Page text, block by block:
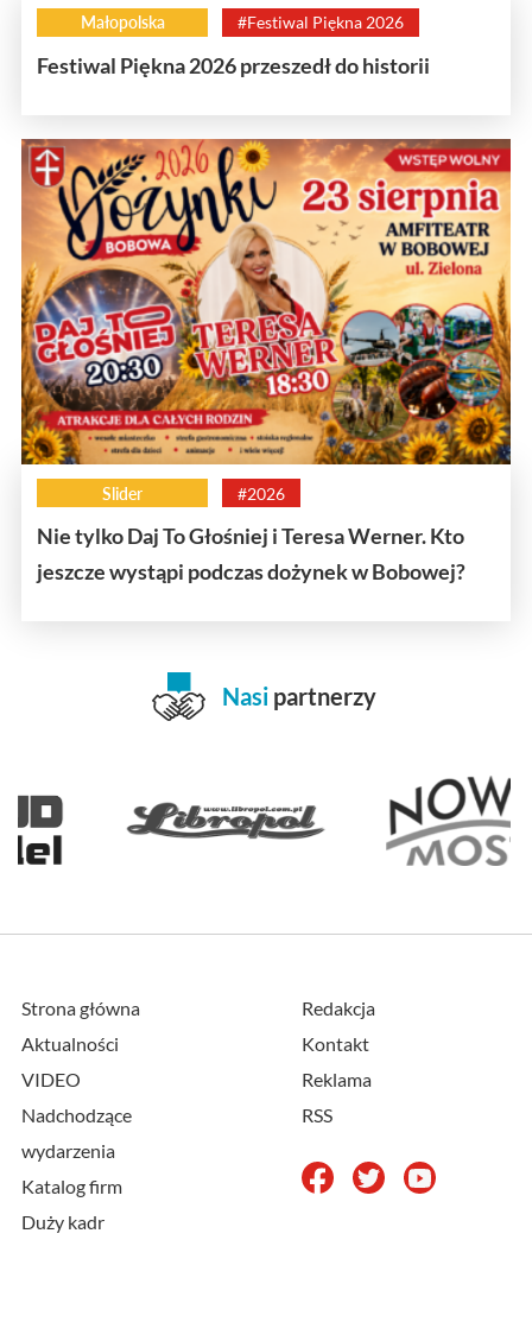
Małopolska #Festiwal Piękna 2026
Festiwal Piękna 2026 przeszedł do historii
Slider #2026
Nie tylko Daj To Głośniej i Teresa Werner. Kto
jeszcze wystąpi podczas dożynek w Bobowej?
Nasi partnerzy
Strona główna
Aktualności
VIDEO
Nadchodzące
wydarzenia
Katalog firm
Duży kadr
Redakcja
Kontakt
Reklama
RSS